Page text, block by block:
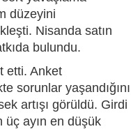
düzeyini
Nisanda satın
bulundu.
etti. Anket
sorunlar yaşandığını
artışı görüldü. Girdi
üç ayın en düşük